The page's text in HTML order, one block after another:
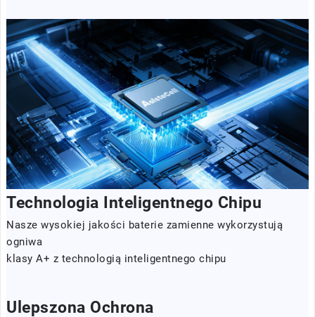
Technologia Inteligentnego Chipu
Nasze wysokiej jakości baterie zamienne wykorzystują
ogniwa
klasy A+ z technologią inteligentnego chipu
Ulepszona Ochrona